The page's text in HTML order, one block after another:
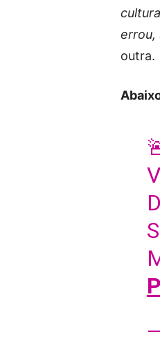
errou,
outra.